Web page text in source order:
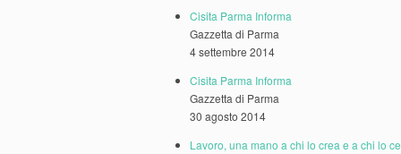
Cisita Parma Informa
Gazzetta di Parma
4 settembre 2014
Cisita Parma Informa
Gazzetta di Parma
30 agosto 2014
Lavoro, una mano a chi lo crea e a chi lo